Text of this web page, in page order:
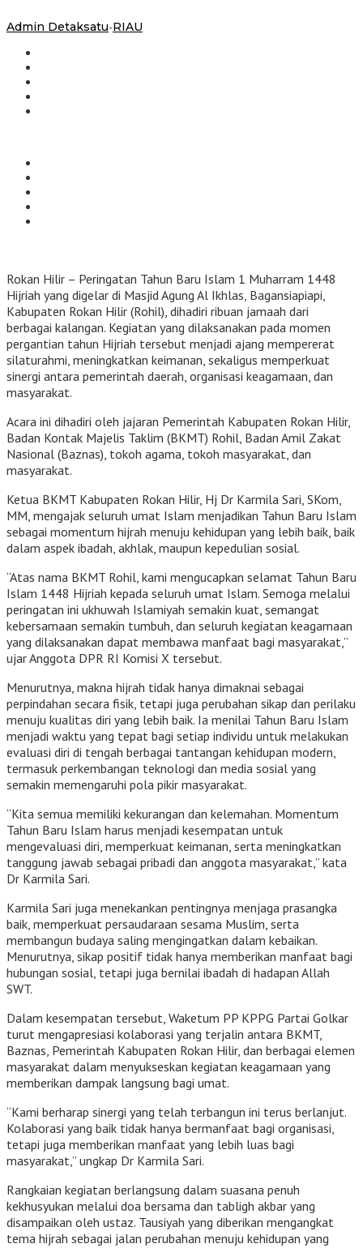
Admin Detaksatu-RIAU
Rokan Hilir – Peringatan Tahun Baru Islam 1 Muharram 1448
Hijriah yang digelar di Masjid Agung Al Ikhlas, Bagansiapiapi,
Kabupaten Rokan Hilir (Rohil), dihadiri ribuan jamaah dari
berbagai kalangan. Kegiatan yang dilaksanakan pada momen
pergantian tahun Hijriah tersebut menjadi ajang mempererat
silaturahmi, meningkatkan keimanan, sekaligus memperkuat
sinergi antara pemerintah daerah, organisasi keagamaan, dan
masyarakat.
Acara ini dihadiri oleh jajaran Pemerintah Kabupaten Rokan Hilir,
Badan Kontak Majelis Taklim (BKMT) Rohil, Badan Amil Zakat
Nasional (Baznas), tokoh agama, tokoh masyarakat, dan
masyarakat.
Ketua BKMT Kabupaten Rokan Hilir, Hj Dr Karmila Sari, SKom,
MM, mengajak seluruh umat Islam menjadikan Tahun Baru Islam
sebagai momentum hijrah menuju kehidupan yang lebih baik, baik
dalam aspek ibadah, akhlak, maupun kepedulian sosial.
“Atas nama BKMT Rohil, kami mengucapkan selamat Tahun Baru
Islam 1448 Hijriah kepada seluruh umat Islam. Semoga melalui
peringatan ini ukhuwah Islamiyah semakin kuat, semangat
kebersamaan semakin tumbuh, dan seluruh kegiatan keagamaan
yang dilaksanakan dapat membawa manfaat bagi masyarakat,”
ujar Anggota DPR RI Komisi X tersebut.
Menurutnya, makna hijrah tidak hanya dimaknai sebagai
perpindahan secara fisik, tetapi juga perubahan sikap dan perilaku
menuju kualitas diri yang lebih baik. Ia menilai Tahun Baru Islam
menjadi waktu yang tepat bagi setiap individu untuk melakukan
evaluasi diri di tengah berbagai tantangan kehidupan modern,
termasuk perkembangan teknologi dan media sosial yang
semakin memengaruhi pola pikir masyarakat.
“Kita semua memiliki kekurangan dan kelemahan. Momentum
Tahun Baru Islam harus menjadi kesempatan untuk
mengevaluasi diri, memperkuat keimanan, serta meningkatkan
tanggung jawab sebagai pribadi dan anggota masyarakat,” kata
Dr Karmila Sari.
Karmila Sari juga menekankan pentingnya menjaga prasangka
baik, memperkuat persaudaraan sesama Muslim, serta
membangun budaya saling mengingatkan dalam kebaikan.
Menurutnya, sikap positif tidak hanya memberikan manfaat bagi
hubungan sosial, tetapi juga bernilai ibadah di hadapan Allah
SWT.
Dalam kesempatan tersebut, Waketum PP KPPG Partai Golkar
turut mengapresiasi kolaborasi yang terjalin antara BKMT,
Baznas, Pemerintah Kabupaten Rokan Hilir, dan berbagai elemen
masyarakat dalam menyukseskan kegiatan keagamaan yang
memberikan dampak langsung bagi umat.
“Kami berharap sinergi yang telah terbangun ini terus berlanjut.
Kolaborasi yang baik tidak hanya bermanfaat bagi organisasi,
tetapi juga memberikan manfaat yang lebih luas bagi
masyarakat,” ungkap Dr Karmila Sari.
Rangkaian kegiatan berlangsung dalam suasana penuh
kekhusyukan melalui doa bersama dan tabligh akbar yang
disampaikan oleh ustaz. Tausiyah yang diberikan mengangkat
tema hijrah sebagai jalan perubahan menuju kehidupan yang